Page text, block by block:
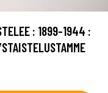
: 1899-1944 :